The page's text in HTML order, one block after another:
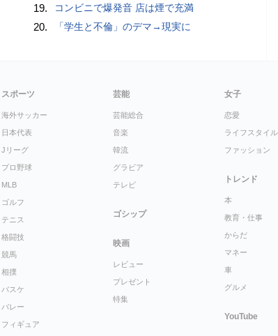
19. コンビニで爆発音 店は煙で充満
20. 「学生と不倫」のデマ→現実に
スポーツ
海外サッカー
日本代表
Jリーグ
プロ野球
MLB
ゴルフ
テニス
格闘技
競馬
相撲
バスケ
バレー
フィギュア
芸能
芸能総合
音楽
韓流
グラビア
テレビ
ゴシップ
映画
レビュー
プレゼント
特集
女子
恋愛
ライフスタイル
ファッション
トレンド
本
教育・仕事
からだ
マネー
車
グルメ
YouTube